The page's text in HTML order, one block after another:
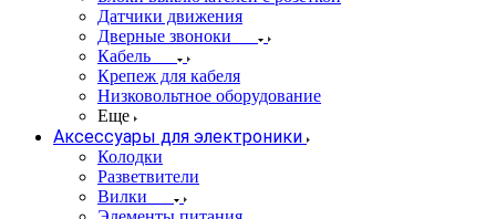
Датчики движения
Дверные звоноки
Кабель
Крепеж для кабеля
Низковольтное оборудование
Еще
Аксессуары для электроники
Колодки
Разветвители
Вилки